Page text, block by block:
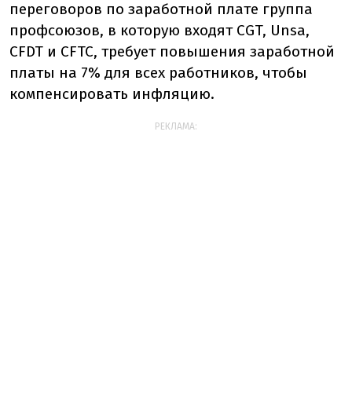
переговоров по заработной плате группа
профсоюзов, в которую входят CGT, Unsa,
CFDT и CFTC, требует повышения заработной
платы на 7% для всех работников, чтобы
компенсировать инфляцию.
РЕКЛАМА: